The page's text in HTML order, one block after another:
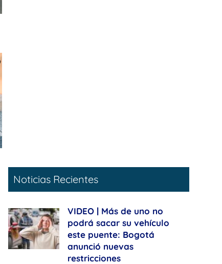
Noticias Recientes
VIDEO | Más de uno no
podrá sacar su vehículo
este puente: Bogotá
anunció nuevas
restricciones